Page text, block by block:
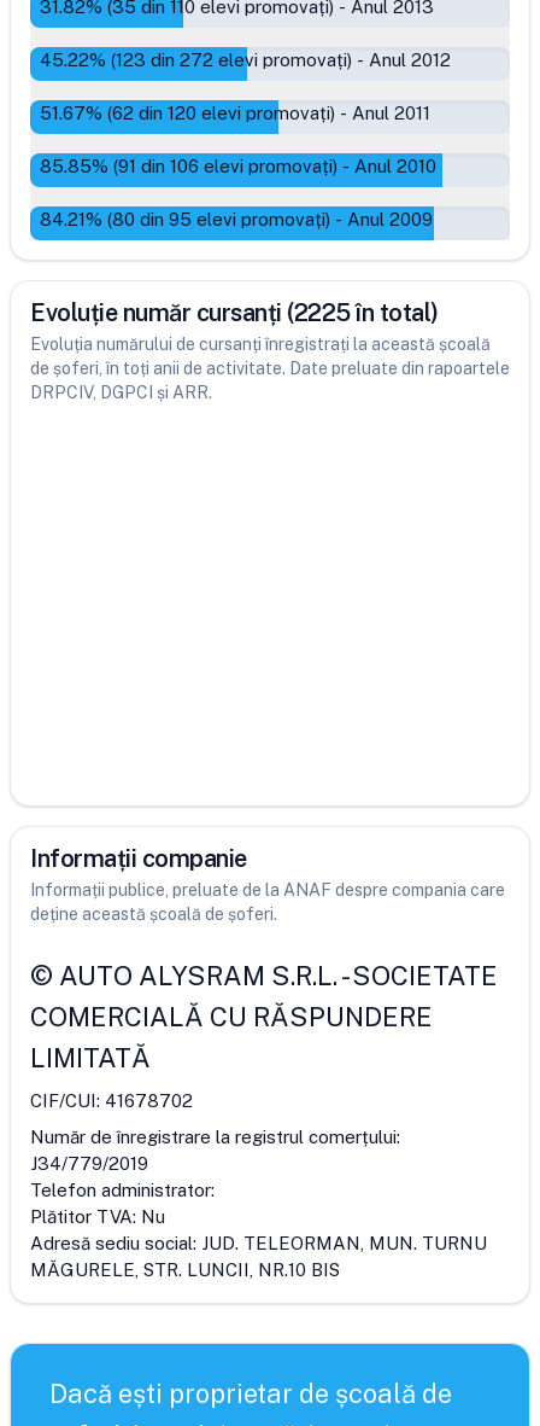
31.82% (35 din 110 elevi promovați) - Anul 2013
45.22% (123 din 272 elevi promovați) - Anul 2012
51.67% (62 din 120 elevi promovați) - Anul 2011
85.85% (91 din 106 elevi promovați) - Anul 2010
84.21% (80 din 95 elevi promovați) - Anul 2009
Evoluție număr cursanți (2225 în total)
Evoluția numărului de cursanți înregistrați la această școală
de șoferi, în toți anii de activitate. Date preluate din rapoartele
DRPCIV, DGPCI și ARR.
Informații companie
Informații publice, preluate de la ANAF despre compania care
deține această școală de șoferi.
© AUTO ALYSRAM S.R.L.-SOCIETATE
COMERCIALĂ CU RĂSPUNDERE
LIMITATĂ
CIF/CUI: 41678702
Număr de înregistrare la registrul comerțului:
J34/779/2019
Telefon administrator:
Plătitor TVA: Nu
Adresă sediu social: JUD. TELEORMAN, MUN. TURNU
MĂGURELE, STR. LUNCII, NR.10 BIS
Dacă ești proprietar de școală de